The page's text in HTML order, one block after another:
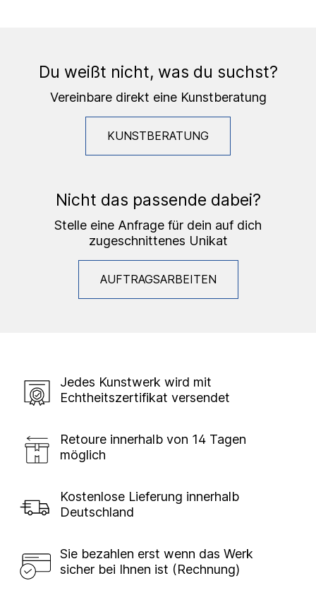
Du weißt nicht, was du suchst?
Vereinbare direkt eine Kunstberatung
KUNSTBERATUNG
Nicht das passende dabei?
Stelle eine Anfrage für dein auf dich
zugeschnittenes Unikat
AUFTRAGSARBEITEN
Jedes Kunstwerk wird mit
Echtheitszertifikat versendet
Retoure innerhalb von 14 Tagen
möglich
Kostenlose Lieferung innerhalb
Deutschland
Sie bezahlen erst wenn das Werk
sicher bei Ihnen ist (Rechnung)